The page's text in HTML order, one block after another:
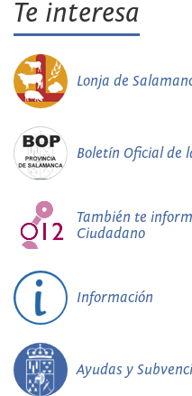
Te interesa
Lonja de
Boletín Oficial de
También te
Ciudadano
Información
Ayudas y